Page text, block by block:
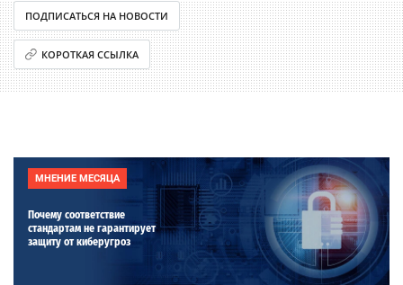
ПОДПИСАТЬСЯ НА НОВОСТИ
КОРОТКАЯ ССЫЛКА
МНЕНИЕ МЕСЯЦА
Почему соответствие
стандартам не гарантирует
защиту от киберугроз